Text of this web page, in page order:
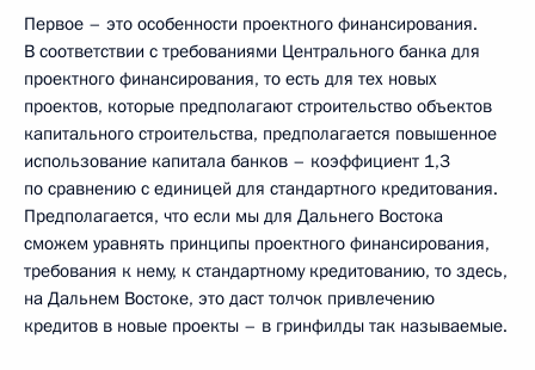
Первое – это особенности проектного финансирования.
В соответствии с требованиями Центрального банка для
проектного финансирования, то есть для тех новых
проектов, которые предполагают строительство объектов
капитального строительства, предполагается повышенное
использование капитала банков – коэффициент 1,3
по сравнению с единицей для стандартного кредитования.
Предполагается, что если мы для Дальнего Востока
сможем уравнять принципы проектного финансирования,
требования к нему, к стандартному кредитованию, то здесь,
на Дальнем Востоке, это даст толчок привлечению
кредитов в новые проекты – в гринфилды так называемые.